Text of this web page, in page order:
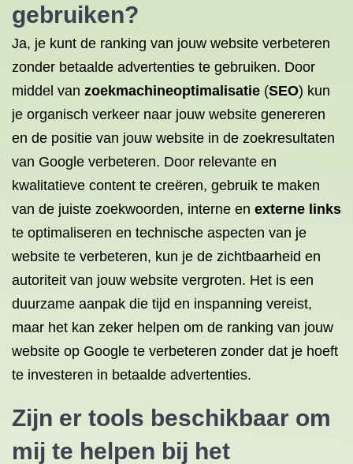
gebruiken?
Ja, je kunt de ranking van jouw website verbeteren
zonder betaalde advertenties te gebruiken. Door
middel van zoekmachineoptimalisatie (SEO) kun
je organisch verkeer naar jouw website genereren
en de positie van jouw website in de zoekresultaten
van Google verbeteren. Door relevante en
kwalitatieve content te creëren, gebruik te maken
van de juiste zoekwoorden, interne en externe links
te optimaliseren en technische aspecten van je
website te verbeteren, kun je de zichtbaarheid en
autoriteit van jouw website vergroten. Het is een
duurzame aanpak die tijd en inspanning vereist,
maar het kan zeker helpen om de ranking van jouw
website op Google te verbeteren zonder dat je hoeft
te investeren in betaalde advertenties.
Zijn er tools beschikbaar om
mij te helpen bij het